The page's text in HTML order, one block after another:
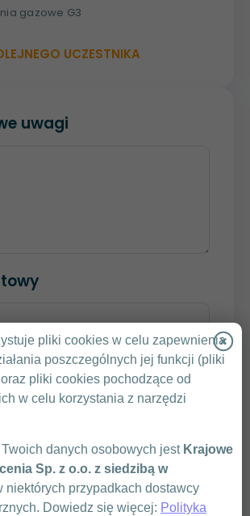
gazowe G3
UCZESTNIKA
uwagi
SPRAWDŹ KOD
zgadzam się na przedstawienie
Centrum Kształcenia oferty
Danych Osobowych
pliki cookies w celu zapewnienia
poszczególnych jej funkcji (pliki
pliki cookies pochodzące od
w celu korzystania z narzędzi
danych osobowych jest Krajowe
Sp. z o.o. z siedzibą w
niektórych przypadkach dostawcy
Dowiedz się więcej: Polityka